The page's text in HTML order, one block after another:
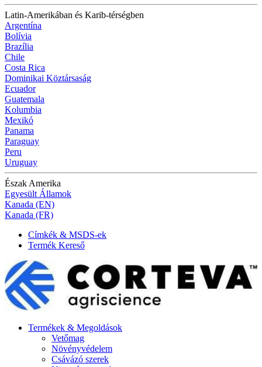
Latin-Amerikában és Karib-térségben
Argentína
Bolívia
Brazília
Chile
Costa Rica
Dominikai Köztársaság
Ecuador
Guatemala
Kolumbia
Mexikó
Panama
Paraguay
Peru
Uruguay
Észak Amerika
Egyesült Államok
Kanada (EN)
Kanada (FR)
Címkék & MSDS-ek
Termék Kereső
Termékek & Megoldások
Vetőmag
Növényvédelem
Csávázó szerek